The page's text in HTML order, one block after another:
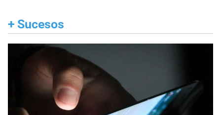
+ Sucesos